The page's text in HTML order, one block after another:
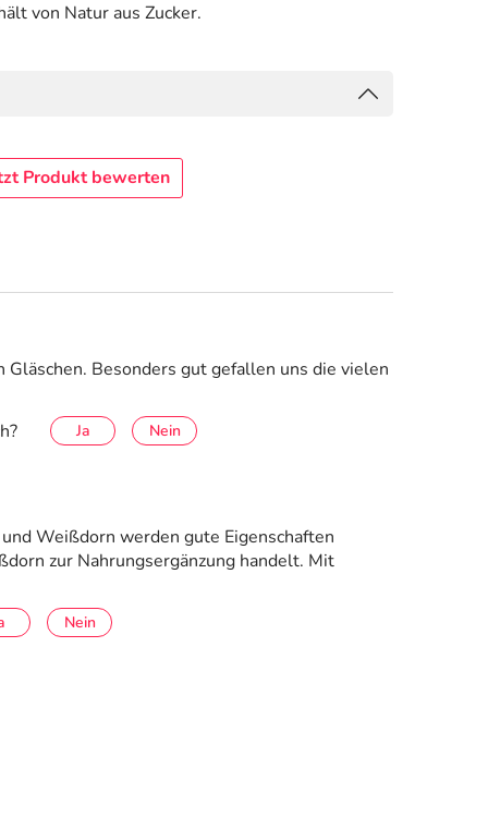
von Natur aus Zucker.
Produkt bewerten
Besonders gut gefallen uns die vielen
Ja Nein
Weißdorn werden gute Eigenschaften
zur Nahrungsergänzung handelt. Mit
Nein